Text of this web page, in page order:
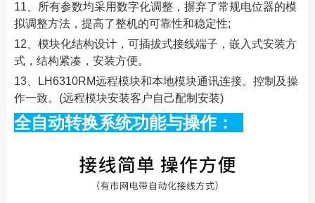
11、所有参数均采用数字化调整，摒弃了常规电位器的模
拟调整方法，提高了整机的可靠性和稳定性;
12、模块化结构设计，可插拔式接线端子，嵌入式安装方
式，结构紧凑，安装方便。
13、LH6310RM远程模块和本地模块通讯连接。控制及操
作一致。(远程模块安装客户自己配制安装)
全自动转换系统功能与操作：